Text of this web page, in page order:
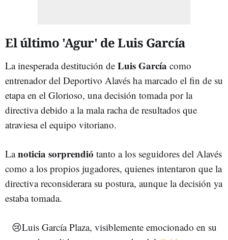
El último 'Agur' de Luis García
La inesperada destitución de Luis García como
entrenador del Deportivo Alavés ha marcado el fin de su
etapa en el Glorioso, una decisión tomada por la
directiva debido a la mala racha de resultados que
atraviesa el equipo vitoriano.
Lanoticia sorprendió tanto a los seguidores del Alavés
como a los propios jugadores, quienes intentaron que la
directiva reconsiderara su postura, aunque la decisión ya
estaba tomada.
😢Luis García Plaza, visiblemente emocionado en su